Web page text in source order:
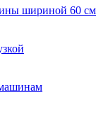
шириной 60 см